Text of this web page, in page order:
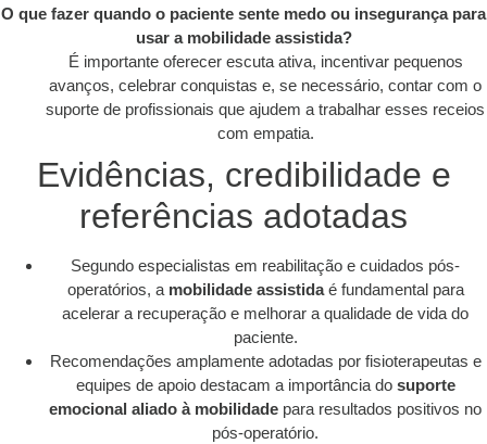
O que fazer quando o paciente sente medo ou insegurança para
usar a mobilidade assistida?
É importante oferecer escuta ativa, incentivar pequenos
avanços, celebrar conquistas e, se necessário, contar com o
suporte de profissionais que ajudem a trabalhar esses receios
com empatia.
Evidências, credibilidade e
referências adotadas
Segundo especialistas em reabilitação e cuidados pós-
operatórios, a mobilidade assistidaé fundamental para
acelerar a recuperação e melhorar a qualidade de vida do
paciente.
Recomendações amplamente adotadas por fisioterapeutas e
equipes de apoio destacam a importância do suporte
emocional aliado à mobilidade para resultados positivos no
pós-operatório.